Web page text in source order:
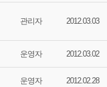
관리자 2012.03.03
운영자 2012.03.02
운영자 2012.02.28